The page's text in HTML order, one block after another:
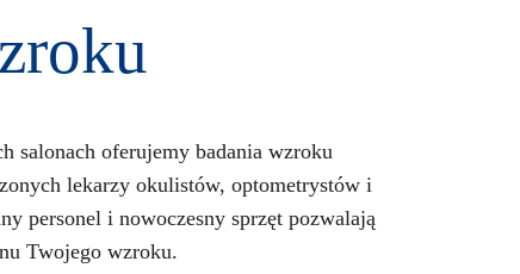
salonach oferujemy badania wzroku
lekarzy okulistów, optometrystów i
personel i nowoczesny sprzęt pozwalają
Twojego wzroku.